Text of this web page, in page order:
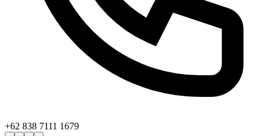
+62 838 7111 1679